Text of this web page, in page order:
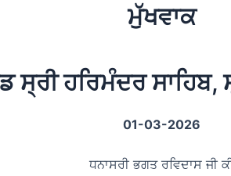
ਮੁੱਖਵਾਕ
ਸ੍ਰੀ ਹਰਿਮੰਦਰ ਸਾਹਿਬ,
01-03-2026
ਧਨਾਸਰੀ ਭਗਤ ਰਵਿਦਾਸ ਜੀ